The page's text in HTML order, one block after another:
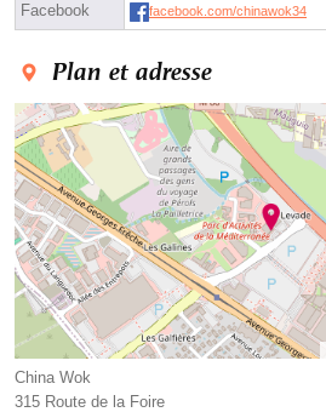
Facebook facebook.com/chinawok34
Plan et adresse
China Wok
315 Route de la Foire